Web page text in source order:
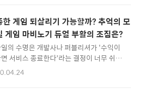
다 야숨 때도 적응이 안됬는데... 박스는
실제로 게임이 들어있는 매체는 저렇게 조
니 ㅎ..
become human) 입니다. 게임이라
다는 영화와 같은 게임으로 시나리오를 따
서 선택을 하게 되고, 수많은 인과관계를
서 멀티엔딩을 맛볼 수 있는 게임이죠.간
스팀에서 게임 구입하는 방법을 정리해
.Steam에서 게임 구입하는 법일단 스팀
한 게임 되살리기 가능할까? 추억의 모
게임 마비노기 듀얼 부활의 조짐은?
의 수명은 개발사나 퍼블리셔가 '수익이
서비스 종료한다'라는 결정이 너무 쉬운
아쉽습니다. 실제로는 내부 사정에 의해서